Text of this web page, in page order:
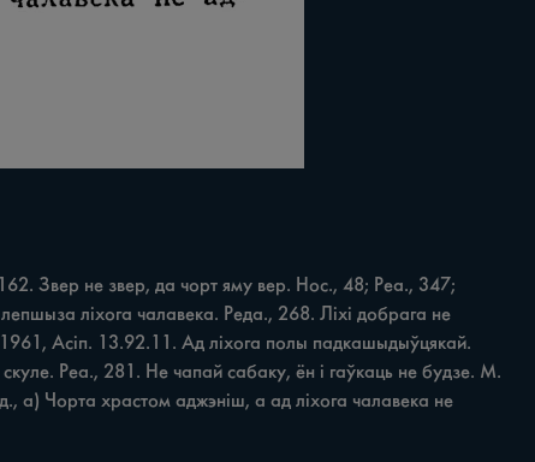
Звер не звер, да чорт яму вер. Нос., 48; Реа., 347;
ліхога чалавека. Реда., 268. Ліхі добрага не
Асіп. 13.92.11. Ад ліхога полы падкашыдыўцякай.
Реа., 281. Не чапай сабаку, ён і гаўкаць не будзе. М.
а) Чорта храстом аджэніш, а ад ліхога чалавека не